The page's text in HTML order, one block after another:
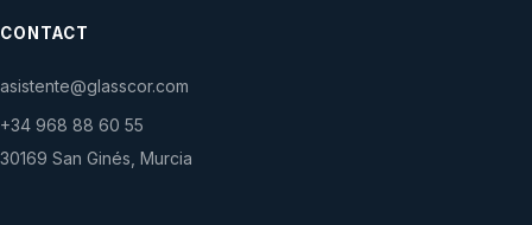
CONTACT
asistente@glasscor.com
+34 968 88 60 55
30169 San Ginés, Murcia